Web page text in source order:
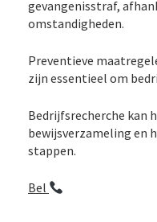
gevangenisstraf,
omstandigheden.
Preventieve
zijn essentieel om
Bedrijfsrecherche kan
bewijsverzameling en
stappen.
Bel